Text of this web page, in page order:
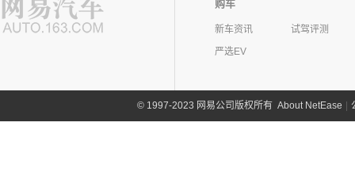
购车
新车资讯
试驾评测
严选EV
©1997-2023 网易公司版权所有 About NetEase